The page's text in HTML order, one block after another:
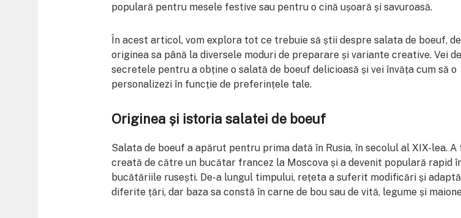
populară pentru mesele festive sau pentru o cină ușoară și savuroasă.
În acest articol, vom explora tot ce trebuie să știi despre salata de boeuf,
originea sa până la diversele moduri de preparare și variante creative. Vei
secretele pentru a obține o salată de boeuf delicioasă și vei învăța cum să o
personalizezi în funcție de preferințele tale.
Originea și istoria salatei de boeuf
Salata de boeuf a apărut pentru prima dată în Rusia, în secolul al XIX-lea. A
creată de către un bucătar francez la Moscova și a devenit populară rapid
bucătăriile rusești. De-a lungul timpului, rețeta a suferit modificări și
diferite țări, dar baza sa constă în carne de bou sau de vită, legume și